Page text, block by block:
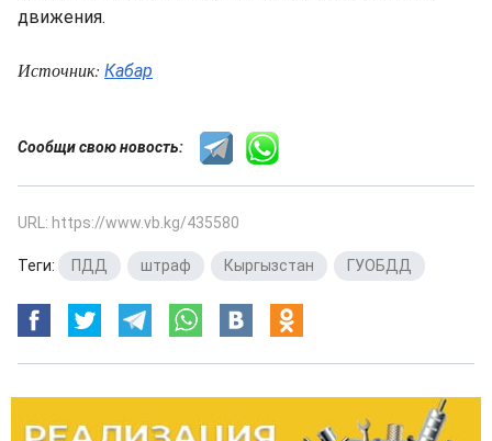
движения.
Источник: Кабар
Сообщи свою новость:
URL: https://www.vb.kg/435580
Теги: ПДД штраф Кыргызстан ГУОБДД